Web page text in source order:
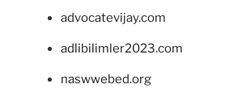
advocatevijay.com
adlibilimler2023.com
naswwebed.org